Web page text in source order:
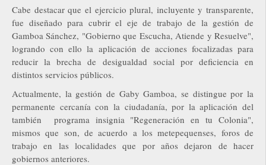
Cabe destacar que el ejercicio plural, incluyente y transparente,
fue diseñado para cubrir el eje de trabajo de la gestión de
Gamboa Sánchez, "Gobierno que Escucha, Atiende y Resuelve",
logrando con ello la aplicación de acciones focalizadas para
reducir la brecha de desigualdad social por deficiencia en
distintos servicios públicos.
Actualmente, la gestión de Gaby Gamboa, se distingue por la
permanente cercanía con la ciudadanía, por la aplicación del
también programa insignia "Regeneración en tu Colonia",
mismos que son, de acuerdo a los metepequenses, foros de
trabajo en las localidades que por años dejaron de hacer
gobiernos anteriores.